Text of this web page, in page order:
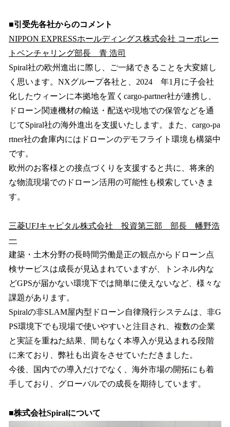
■引受先各社からのコメント
NIPPON EXPRESSホールディングス株式会社 コーポレー
トベンチャリング部長 青 浩司
Spiral社の欧州進出に際し、ご一緒できることを大変嬉し
く思います。NXグループ各社と、2024 年1月に子会社
化したウィーンに本拠地を置くcargo-partner社が連携し、
ドローン関連機材の輸送・配送や現地での保管などを通
じてSpiral社の海外進出を支援いたします。また、cargo-pa
rtner社の倉庫内にはドローンのデモフライト環境も構築中
です。
欧州のお客様との接点づくりを支援すると共に、将来的
な物流現場でのドローン活用の可能性も模索していきま
す。
三菱UFJキャピタル株式会社 投資第三部 部長 幡野浩
一
建築・土木分野の長時間労働是正の観点からドローン点
検サービスは成長が見込まれていますが、トンネル内な
どGPSが届かない環境下では簡単に使えないなど、様々な
課題があります。
Spiralの非SLAM屋内型ドローン自律飛行システムは、非G
PS環境下でも現場で使いやすいと注目され、複数の企業
と実証を重ねた結果、間もなく本導入が見込まれる段階
に来ており、弊社も出資をさせていただきました。
今後、国内での導入だけでなく、海外市場の開拓にも着
手しており、グローバルでの成長を期待しています。
■株式会社Spiralについて